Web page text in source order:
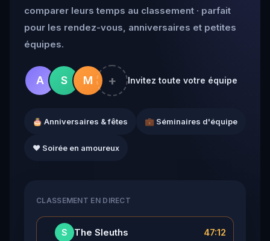
comparer leurs temps au classement · parfait
pour les rendez-vous, anniversaires et petites
équipes.
A S M + Invitez toute votre équipe
🎂 Anniversaires & fêtes 💼 Séminaires d'équipe
❤️ Soirée en amoureux
CLASSEMENT EN DIRECT
S The Sleuths 47:12